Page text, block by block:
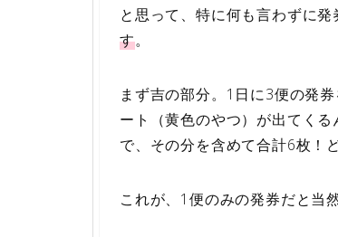
と思って、特に何も言わずに
す。
まず吉の部分。1日に3便の発
ート（黄色のやつ）が出てく
で、その分を含めて合計6枚！
これが、1便のみの発券だと当